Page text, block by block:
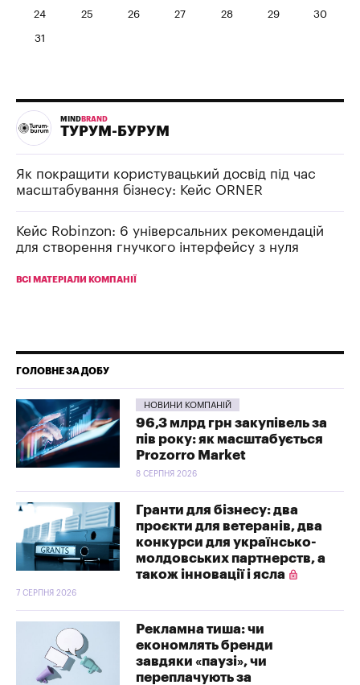
24 25 26 27 28 29 30
31
MIND BRAND
ТУРУМ-БУРУМ
Як покращити користувацький досвід під час
масштабування бізнесу: Кейс ORNER
Кейс Robinzon: 6 універсальних рекомендацій
для створення гнучкого інтерфейсу з нуля
ВСІ МАТЕРІАЛИ КОМПАНІЇ
ГОЛОВНЕ ЗА ДОБУ
НОВИНИ КОМПАНІЙ
96,3 млрд грн закупівель за
пів року: як масштабується
Prozorro Market
8 СЕРПНЯ 2026
Гранти для бізнесу: два
проєкти для ветеранів, два
конкурси для українсько-
молдовських партнерств, а
також інновації і ясла
7 СЕРПНЯ 2026
Рекламна тиша: чи
економлять бренди
завдяки «паузі», чи
переплачують за